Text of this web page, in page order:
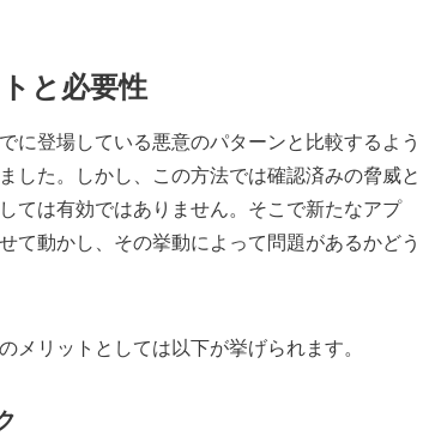
と必要性
に登場している悪意のパターンと比較するよう
した。しかし、この方法では確認済みの脅威と
ては有効ではありません。そこで新たなアプ
て動かし、その挙動によって問題があるかどう
メリットとしては以下が挙げられます。